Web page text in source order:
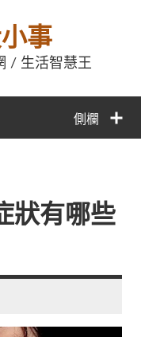
事
/ 生活智慧王
側欄
狀有哪些